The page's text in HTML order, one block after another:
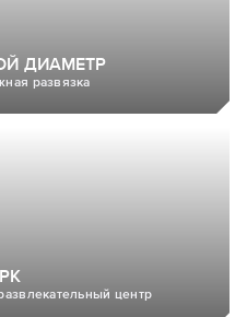
ДИАМЕТР
развязка
центр